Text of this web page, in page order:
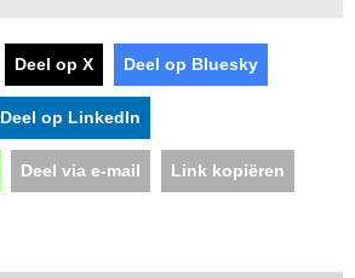
Deel op X Deel op Bluesky
Deel op LinkedIn
Deel via e-mail Link kopiëren